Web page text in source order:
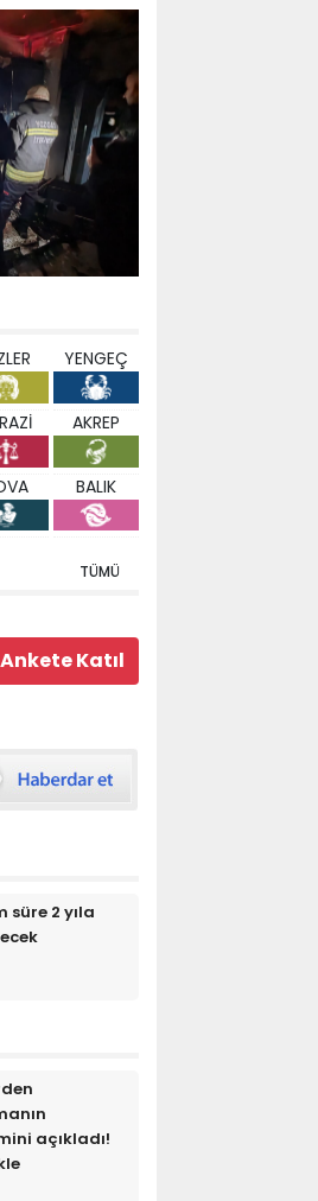
YENGEÇ
AKREP
BALIK
TÜMÜ
süre 2 yıla
açıkladı!